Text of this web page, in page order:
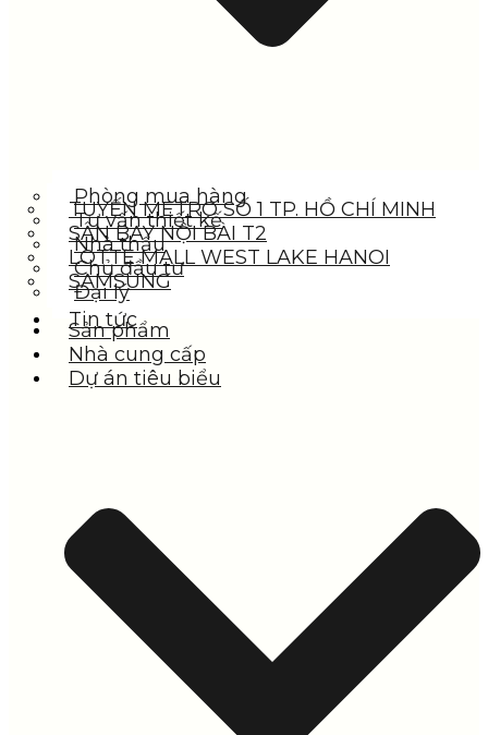
TUYẾN METRO SỐ 1 TP. HỒ CHÍ MINH
SÂN BAY NỘI BÀI T2
LOTTE MALL WEST LAKE HANOI
SAMSUNG
Tin tức
Phòng mua hàng
Tư vấn thiết kế
Nhà thầu
Chủ đầu tư
Đại lý
Sản phẩm
Nhà cung cấp
Dự án tiêu biểu